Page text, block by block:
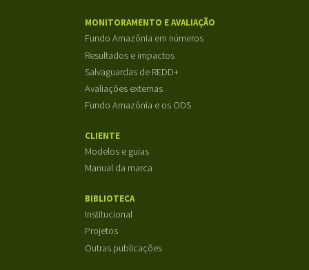
MONITORAMENTO E AVALIAÇÃO
Fundo Amazônia em números
Resultados e impactos
Salvaguardas de REDD+
Avaliações externas
Fundo Amazônia e os ODS
CLIENTE
Modelos e guias
Manual da marca
BIBLIOTECA
Institucional
Projetos
Outras publicações